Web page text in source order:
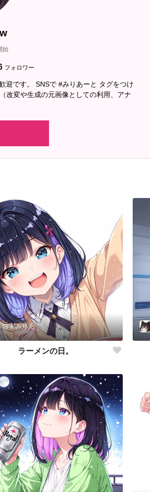
始
フォロワー
です。 SNSで #みりあーと タグをつけ
改変や生成の元画像としての利用、アナ
猫実みりん
ラーメンの日。